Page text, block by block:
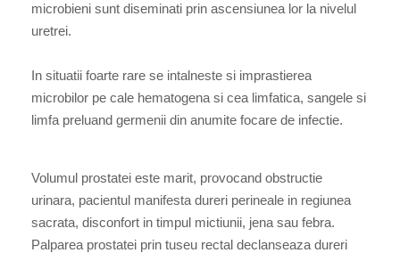
microbieni sunt diseminati prin ascensiunea lor la nivelul
uretrei.
In situatii foarte rare se intalneste si imprastierea
microbilor pe cale hematogena si cea limfatica, sangele si
limfa preluand germenii din anumite focare de infectie.
Volumul prostatei este marit, provocand obstructie
urinara, pacientul manifesta dureri perineale in regiunea
sacrata, disconfort in timpul mictiunii, jena sau febra.
Palparea prostatei prin tuseu rectal declanseaza dureri